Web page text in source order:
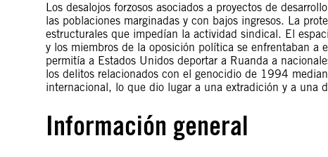
Los desalojos forzosos asociados a proyectos de
las poblaciones marginadas y con bajos ingresos. La
estructurales que impedían la actividad sindical. El
y los miembros de la oposición política se enfrentaban
permitía a Estados Unidos deportar a Ruanda a
los delitos relacionados con el genocidio de 1994
internacional, lo que dio lugar a una extradición y a una
Información general